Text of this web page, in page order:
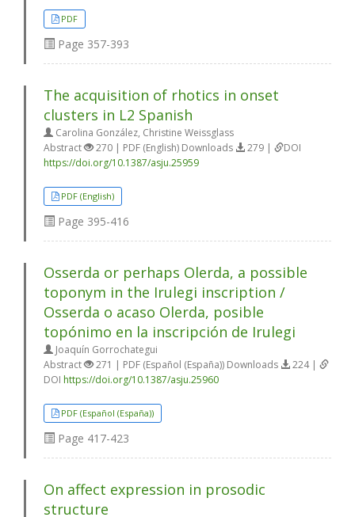
PDF
Page 357-393
The acquisition of rhotics in onset
clusters in L2 Spanish
Carolina González, Christine Weissglass
Abstract
270 | PDF (English) Downloads 279 |
DOI
https://doi.org/10.1387/asju.25959
PDF (English)
Page 395-416
Osserda or perhaps Olerda, a possible
toponym in the Irulegi inscription /
Osserda o acaso Olerda, posible
topónimo en la inscripción de Irulegi
Joaquín Gorrochategui
Abstract
271 | PDF (Español (España)) Downloads
224 |
DOI https://doi.org/10.1387/asju.25960
PDF (Español (España))
Page 417-423
On affect expression in prosodic
structure